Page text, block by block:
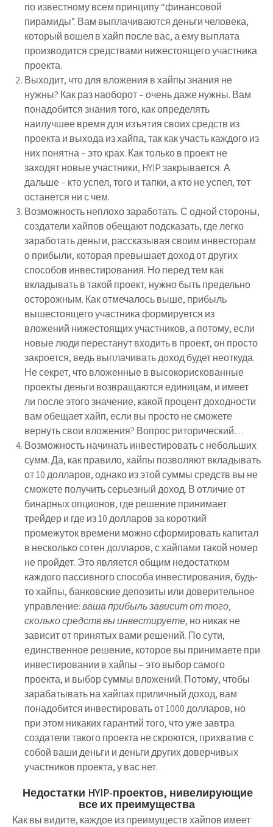
по известному всем принципу “финансовой
пирамиды”. Вам выплачиваются деньги человека,
который вошел в хайп после вас, а ему выплата
производится средствами нижестоящего участника
проекта.
Выходит, что для вложения в хайпы знания не
нужны? Как раз наоборот – очень даже нужны. Вам
понадобится знания того, как определять
наилучшее время для изъятия своих средств из
проекта и выхода из хайпа, так как участь каждого из
них понятна – это крах. Как только в проект не
заходят новые участники, HYIP закрывается. А
дальше – кто успел, того и тапки, а кто не успел, тот
останется ни с чем.
Возможность неплохо заработать. С одной стороны,
создатели хайпов обещают подсказать, где легко
заработать деньги, рассказывая своим инвесторам
о прибыли, которая превышает доход от других
способов инвестирования. Но перед тем как
вкладывать в такой проект, нужно быть предельно
осторожным. Как отмечалось выше, прибыль
вышестоящего участника формируется из
вложений нижестоящих участников, а потому, если
новые люди перестанут входить в проект, он просто
закроется, ведь выплачивать доход будет неоткуда.
Не секрет, что вложенные в высокорискованные
проекты деньги возвращаются единицам, и имеет
ли после этого значение, какой процент доходности
вам обещает хайп, если вы просто не сможете
вернуть свои вложения? Вопрос риторический…
Возможность начинать инвестировать с небольших
сумм. Да, как правило, хайпы позволяют вкладывать
от 10 долларов, однако из этой суммы средств вы не
сможете получить серьезный доход. В отличие от
бинарных опционов, где решение принимает
трейдер и где из 10 долларов за короткий
промежуток времени можно сформировать капитал
в несколько сотен долларов, с хайпами такой номер
не пройдет. Это является общим недостатком
каждого пассивного способа инвестирования, будь-
то хайпы, банковские депозиты или доверительное
управление:ваша прибыль зависит от того,
сколько средств вы инвестируете, но никак не
зависит от принятых вами решений. По сути,
единственное решение, которое вы принимаете при
инвестировании в хайпы – это выбор самого
проекта, и выбор суммы вложений. Потому, чтобы
зарабатывать на хайпах приличный доход, вам
понадобится инвестировать от 1000 долларов, но
при этом никаких гарантий того, что уже завтра
создатели такого проекта не скроются, прихватив с
собой ваши деньги и деньги других доверчивых
участников проекта, у вас нет.
Недостатки HYIP-проектов, нивелирующие
все их преимущества
Как вы видите, каждое из преимуществ хайпов имеет